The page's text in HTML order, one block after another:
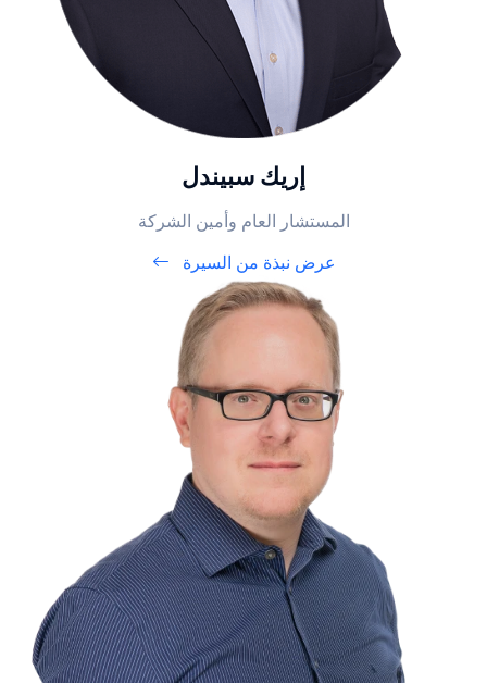
إريك سبيندل
المستشار العام وأمين الشركة
عرض نبذة من السيرة